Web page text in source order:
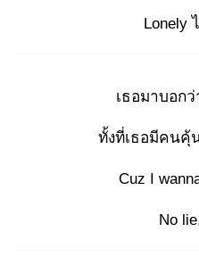
Lonely
เธอมาบอกว่
ทั้งที่เธอมีคนคุ้
Cuz I
No